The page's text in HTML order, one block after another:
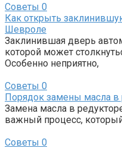
Советы 0
Как открыть
Шевроле
Заклинившая дверь
которой может
Особенно неприятно,
Советы 0
Порядок замены масла в
Замена масла в
важный процесс,
Советы 0